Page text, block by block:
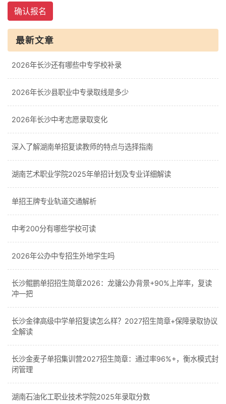
确认报名
最新文章
2026年长沙还有哪些中专学校补录
2026年长沙县职业中专录取线是多少
2026年长沙中考志愿录取变化
深入了解湖南单招复读教师的特点与选择指南
湖南艺术职业学院2025年单招计划及专业详细解读
单招王牌专业轨道交通解析
中考200分有哪些学校可读
2026年公办中专招生外地学生吗
长沙鲲鹏单招招生简章2026：龙骧公办背景+90%上岸率，复读
冲一把
长沙金律高级中学单招复读怎么样？2027招生简章+保障录取协议
全解读
长沙金麦子单招集训营2027招生简章：通过率96%+，衡水模式封
闭管理
湖南石油化工职业技术学院2025年录取分数